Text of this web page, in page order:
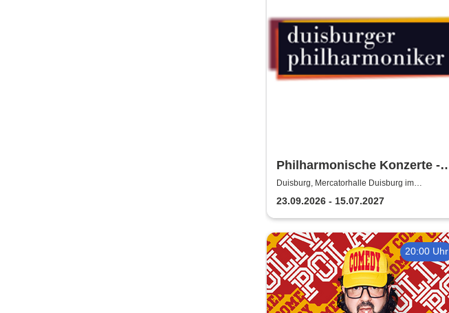
Philharmonische Konzerte -
Duisburger Philharmoniker
Duisburg, Mercatorhalle Duisburg im
23.09.2026 - 15.07.2027
20:00 Uhr